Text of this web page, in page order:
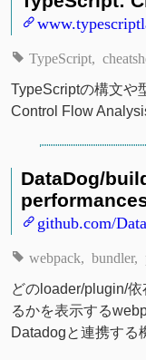
TypeScript
TypeScriptの構文や
Control Flow
DataDog/
github.com/
webpack bundler
どのloader/plugin/
るかを表示する
Datadogと連携する